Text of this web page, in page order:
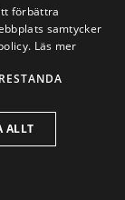
förbättra
samtycker
Läs mer
ALLT